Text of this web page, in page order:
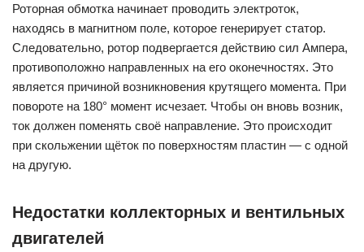
Роторная обмотка начинает проводить электроток,
находясь в магнитном поле, которое генерирует статор.
Следовательно, ротор подвергается действию сил Ампера,
противоположно направленных на его оконечностях. Это
является причиной возникновения крутящего момента. При
повороте на 180° момент исчезает. Чтобы он вновь возник,
ток должен поменять своё направление. Это происходит
при скольжении щёток по поверхностям пластин — с одной
на другую.
Недостатки коллекторных и вентильных
двигателей